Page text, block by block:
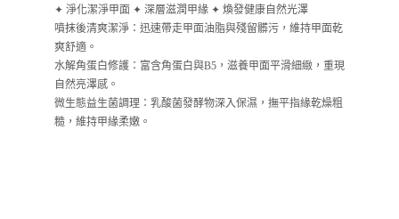
✦ 淨化潔淨甲面 ✦ 深層滋潤甲緣 ✦ 煥發健康自然光澤
噴抹後清爽潔淨：迅速帶走甲面油脂與殘留髒污，維持甲面乾
爽舒適。
水解角蛋白修護：富含角蛋白與B5，滋養甲面平滑細緻，重現
自然亮澤感。
微生態益生菌調理：乳酸菌發酵物深入保濕，撫平指緣乾燥粗
糙，維持甲緣柔嫩。